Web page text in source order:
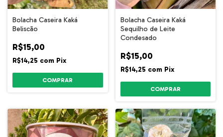
Bolacha Caseira Kaká
Beliscão
R$15,00
R$14,25 com Pix
Bolacha Caseira Kaká
Sequilho de Leite
Condesado
R$15,00
R$14,25 com Pix